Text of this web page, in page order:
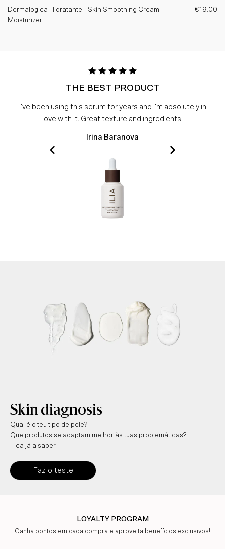
Dermalogica Hidratante - Skin Smoothing Cream
Moisturizer
€19.00
THE BEST PRODUCT
I've been using this serum for years and I'm absolutely in
love with it. Great texture and ingredients.
Irina Baranova
Skin diagnosis
Qual é o teu tipo de pele?
Que produtos se adaptam melhor às tuas problemáticas?
Fica já a saber.
Faz o teste
LOYALTY PROGRAM
Ganha pontos em cada compra e aproveita benefícios exclusivos!